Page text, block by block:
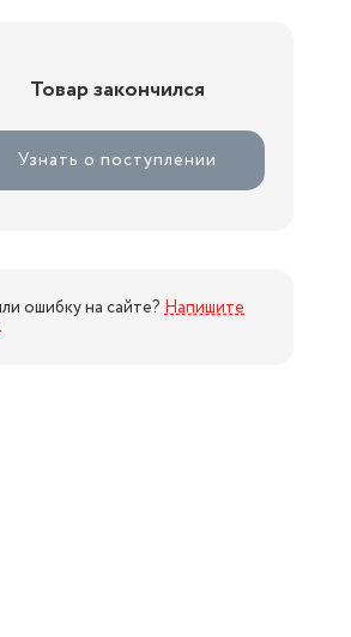
Товар закончился
Узнать о поступлении
ошибку на сайте? Напишите
.